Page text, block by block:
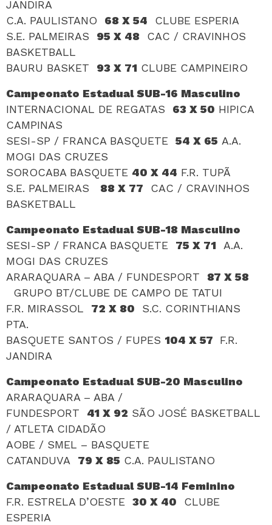
JANDIRA
C.A. PAULISTANO
68 X 54
CLUBE ESPERIA
S.E. PALMEIRAS
95 X 48
CAC / CRAVINHOS
BASKETBALL
BAURU BASKET
93 X 71 CLUBE CAMPINEIRO
Campeonato Estadual SUB-16 Masculino
INTERNACIONAL DE REGATAS
63 X 50 HIPICA
CAMPINAS
SESI-SP / FRANCA BASQUETE 54 X 65 A.A.
MOGI DAS CRUZES
SOROCABA BASQUETE 40 X 44 F.R. TUPÃ
S.E. PALMEIRAS
88 X 77
CAC / CRAVINHOS
BASKETBALL
Campeonato Estadual SUB-18 Masculino
SESI-SP / FRANCA BASQUETE
75 X 71 A.A.
MOGI DAS CRUZES
ARARAQUARA – ABA / FUNDESPORT
87 X 58
GRUPO BT/CLUBE DE CAMPO DE TATUI
F.R. MIRASSOL
72 X 80
S.C. CORINTHIANS
PTA.
BASQUETE SANTOS / FUPES 104 X 57
F.R.
JANDIRA
Campeonato Estadual SUB-20 Masculino
ARARAQUARA – ABA /
FUNDESPORT
41 X 92 SÃO JOSÉ BASKETBALL
/ ATLETA CIDADÃO
AOBE / SMEL – BASQUETE
CATANDUVA
79 X 85 C.A. PAULISTANO
Campeonato Estadual SUB-14 Feminino
F.R. ESTRELA D’OESTE 30 X 40
CLUBE
ESPERIA